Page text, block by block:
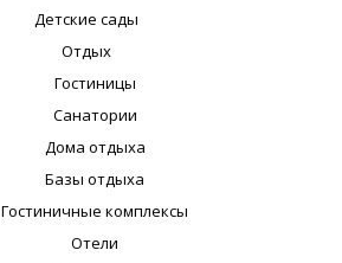
Детские сады
Отдых
Гостиницы
Санатории
Дома отдыха
Базы отдыха
Гостиничные комплексы
Отели